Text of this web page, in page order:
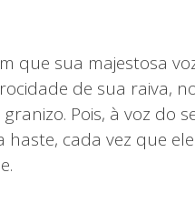
que sua majestosa
de sua raiva,
Pois, à voz do
haste, cada vez que